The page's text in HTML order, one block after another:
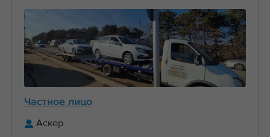
Частное лицо
Аскер